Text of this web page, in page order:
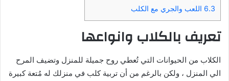
6.3 اللعب والجري مع الكلب
تعريف بالكلاب وانواعها
الكلاب من الحيوانات التي تُعطي روح جميلة للمنزل وتضيف المرح
الي المنزل ، ولكن بالرغم من أن تربية كلب في منزلك له مُتعة كبيرة